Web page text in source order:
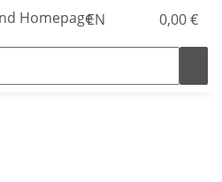
EN 0,00 €